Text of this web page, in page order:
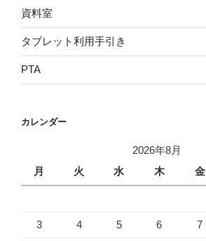
資料室
タブレット利用手引き
PTA
カレンダー
2026年8月
月
火 水 木 金
3 4 5 6 7